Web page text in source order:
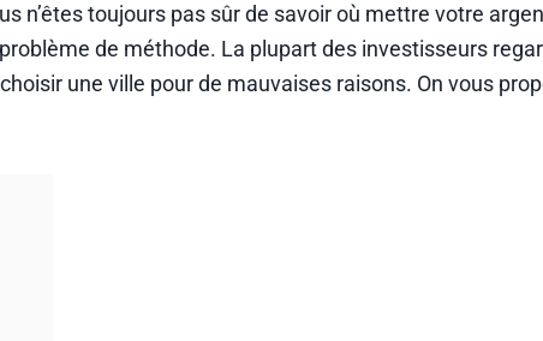
n’êtes toujours pas sûr de savoir où mettre votre
de méthode. La plupart des investisseurs
une ville pour de mauvaises raisons. On vous